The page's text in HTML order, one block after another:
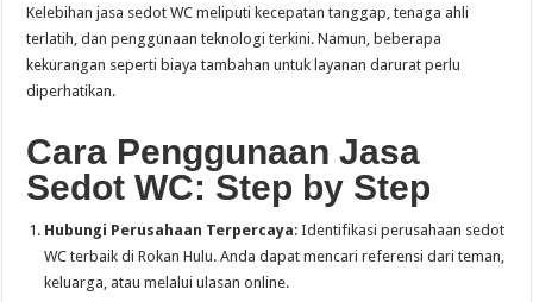
Kelebihan jasa sedot WC meliputi kecepatan tanggap, tenaga ahli
terlatih, dan penggunaan teknologi terkini. Namun, beberapa
kekurangan seperti biaya tambahan untuk layanan darurat perlu
diperhatikan.
Cara Penggunaan Jasa
Sedot WC: Step by Step
Hubungi Perusahaan Terpercaya: Identifikasi perusahaan sedot
WC terbaik di Rokan Hulu. Anda dapat mencari referensi dari teman,
keluarga, atau melalui ulasan online.